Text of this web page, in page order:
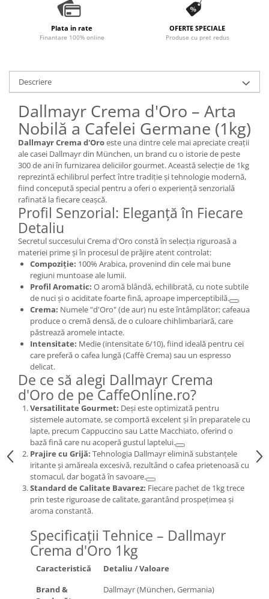
Plata in rate
Finantare 100% online
OFERTE SPECIALE
Produse cu pret redus
Descriere
Dallmayr Crema d'Oro – Arta
Nobilă a Cafelei Germane (1kg)
Dallmayr Crema d'Oroeste una dintre cele mai apreciate creații
ale casei Dallmayr din München, un brand cu o istorie de peste
300 de ani în furnizarea deliciilor gourmet. Această selecție de 1kg
reprezintă echilibrul perfect între tradiție și tehnologie modernă,
fiind concepută special pentru a oferi o experiență senzorială
rafinată la fiecare ceașcă.
Profil Senzorial: Eleganță în Fiecare
Detaliu
Secretul succesului Crema d'Oro constă în selecția riguroasă a
materiei prime și în procesul de prăjire atent controlat:
Compoziție: 100% Arabica, provenind din cele mai bune
regiuni muntoase ale lumii.
Profil Aromatic: O aromă blândă, echilibrată, cu note subtile
de nuci și o aciditate foarte fină, aproape imperceptibilă.
Crema: Numele "d'Oro" (de aur) nu este întâmplător; cafeaua
produce o cremă densă, de o culoare chihlimbariară, care
păstrează aromele intacte.
Intensitate: Medie (intensitate 6/10), fiind ideală pentru cei
care preferă o cafea lungă (Caffè Crema) sau un espresso
delicat.
De ce să alegi Dallmayr Crema
d'Oro de pe CaffeOnline.ro?
Versatilitate Gourmet: Deși este optimizată pentru
sistemele automate, se comportă excelent și în preparatele cu
lapte, precum Cappuccino sau Latte Macchiato, oferind o
bază fină care nu acoperă gustul laptelui.
Prajire cu Grijă: Tehnologia Dallmayr elimină substanțele
iritante și amăreala excesivă, rezultând o cafea prietenoasă cu
stomacul, dar bogată în savoare.
Standard de Calitate Bavarez: Fiecare pachet de 1kg trece
prin teste riguroase de calitate, garantând prospețimea și
aroma constantă.
Specificații Tehnice – Dallmayr
Crema d'Oro 1kg
Caracteristică
Detaliu / Valoare
Brand &
Dallmayr (München, Germania)